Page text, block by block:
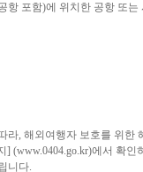
항 포함)에 위치한 공항 또
라, 해외여행자 보호를 위한
(www.0404.go.kr)에서 확
니다.